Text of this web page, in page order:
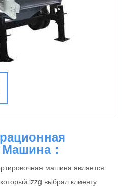
：
машина является
lzzg выбрал клиенту